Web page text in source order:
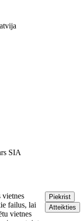
SIA
vietnes
failus, lai
vietnes
Piekrist
Atteikties